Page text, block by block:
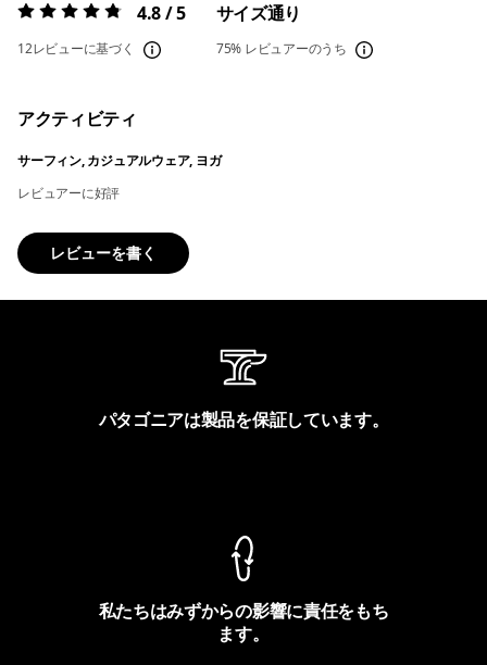
評価:4.8 / 5 4.8 / 5
12レビューに基づく
サイズ通り
75% レビュアーのうち
アクティビティ
サーフィン, カジュアルウェア, ヨガ
レビュアーに好評
レビューを書く
パタゴニアは製品を保証しています。
私たちはみずからの影響に責任をもち
ます。